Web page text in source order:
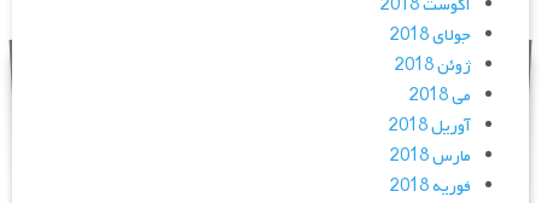
آگوست 2018
جولای 2018
ژوئن 2018
می 2018
آوریل 2018
مارس 2018
فوریه 2018